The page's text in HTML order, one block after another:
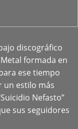
discográfico
formada en
ese tiempo
un estilo más
Nefasto”
sus seguidores